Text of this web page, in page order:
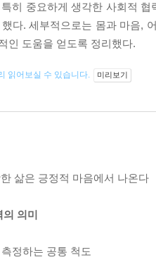
히 중요하게 생각한 사회적
다. 세부적으로는 몸과 마음,
인 도움을 얻도록 정리했다.
읽어보실 수 있습니다. 미리보기
삶은 긍정적 마음에서 나온다
의미
정하는 공통 척도